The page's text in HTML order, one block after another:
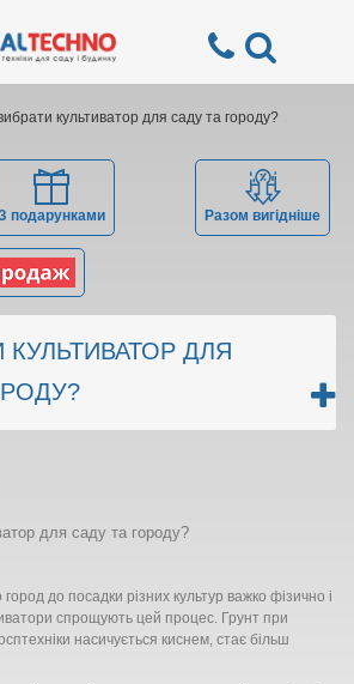
культиватор для саду та городу?
подарунками Разом вигідніше
КУЛЬТИВАТОР ДЛЯ
до посадки різних культур важко фізично і
спрощують цей процес. Грунт при
насичується киснем, стає більш